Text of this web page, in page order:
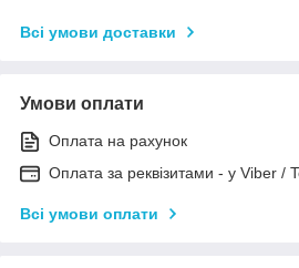
Всі умови доставки
Умови оплати
Оплата на рахунок
Оплата за реквізитами - у Viber /
Всі умови оплати